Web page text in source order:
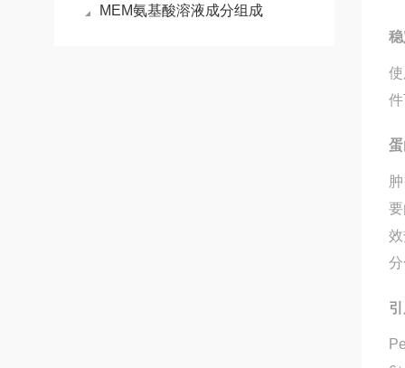
MEM氨基酸溶液成分组成